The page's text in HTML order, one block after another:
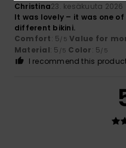
Christina23. kesäkuuta 2026
It was lovely – it was one
different bikini.
Comfort: 5/5 Value for
Material: 5 /5 Color: 5/5
I recommend this